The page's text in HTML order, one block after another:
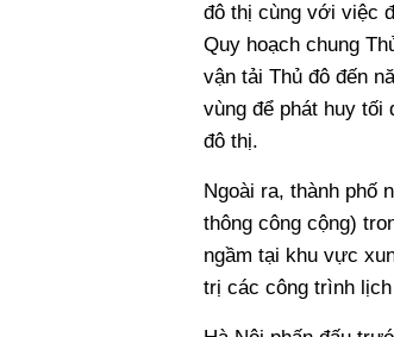
đô thị cùng với việc
Quy hoạch chung
vận tải Thủ đô đến
vùng để phát huy tối
đô thị.
Ngoài ra, thành phố
thông công cộng)
ngầm tại khu vực
trị các công trình